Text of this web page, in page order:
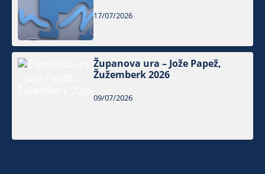
17/07/2026
Županova ura – Jože Papež,
Žužemberk 2026
09/07/2026